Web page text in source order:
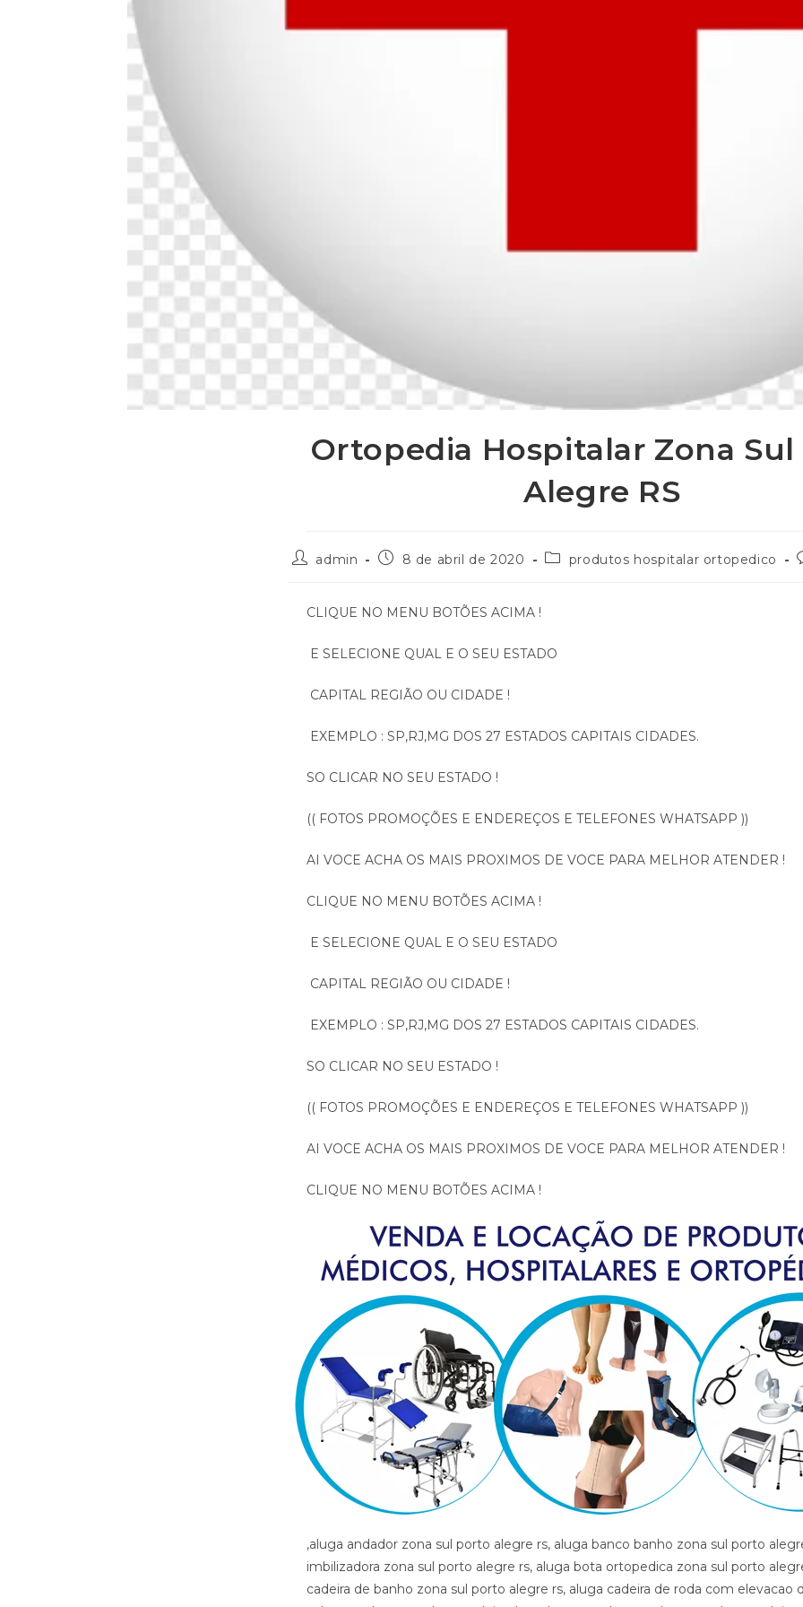
Ortopedia Hospitalar Zona
Alegre RS
admin 8 de abril de 2020 produtos hospitalar ortopedico
CLIQUE NO MENU BOTÕES ACIMA !
E SELECIONE QUAL E O SEU ESTADO
CAPITAL REGIÃO OU CIDADE !
EXEMPLO : SP,RJ,MG DOS 27 ESTADOS CAPITAIS CIDADES.
SO CLICAR NO SEU ESTADO !
(( FOTOS PROMOÇÕES E ENDEREÇOS E TELEFONES WHATSAPP ))
AI VOCE ACHA OS MAIS PROXIMOS DE VOCE PARA MELHOR ATENDER !
CLIQUE NO MENU BOTÕES ACIMA !
E SELECIONE QUAL E O SEU ESTADO
CAPITAL REGIÃO OU CIDADE !
EXEMPLO : SP,RJ,MG DOS 27 ESTADOS CAPITAIS CIDADES.
SO CLICAR NO SEU ESTADO !
(( FOTOS PROMOÇÕES E ENDEREÇOS E TELEFONES WHATSAPP ))
AI VOCE ACHA OS MAIS PROXIMOS DE VOCE PARA MELHOR ATENDER !
CLIQUE NO MENU BOTÕES ACIMA !
,aluga andador zona sul porto alegre rs, aluga banco banho zona sul porto alegre rs, aluga bota imbilizadora zona sul porto alegre rs, aluga bota ortopedica zona sul porto alegre rs, aluga cadeira de banho zona sul porto alegre rs, aluga cadeira de roda com elevacao de pernas zona sul porto alegre rs, aluga cadeira de roda zona sul porto alegre rs, aluga cadeira de roda gordo zona sul porto alegre rs, aluga cadeira de roda obeso zona sul porto alegre rs, aluga cadeira de rodas para perna reta zona sul porto alegre rs, aluga cama fawler zona sul porto alegre rs, aluga cama hospitalar zona sul porto alegre rs, aluga diva zona sul porto alegre rs, aluga maca zona sul porto alegre rs, aluga muleta zona sul porto alegre rs, alugar cama hospitalar zona sul porto alegre rs , aluguel andador zona sul porto alegre rs, aluguel banco de banho zona sul porto alegre rs, aluguel bota imobilizadora zona sul porto alegre rs, aluguel bota ortopedica zona sul porto alegre rs, aluguel cadeira de banho zona sul porto alegre rs, aluguel cadeira de roda zona sul porto alegre rs, aluguel cadeira de roda gordo zona sul porto alegre rs, aluguel cadeira de roda obeso zona sul porto alegre rs, aluguel cadeira de rodas com elevacao de pernas zona sul porto alegre rs, aluguel cadeira de rodas para perna reta zona sul porto alegre rs, aluguel cama fawler zona sul porto alegre rs, aluguel cama hospitalar zona sul porto alegre rs, aluguel diva zona sul porto alegre rs, aluguel maca zona sul porto alegre rs, aluguel maca zona sul porto alegre rs, aluguel muleta zona sul porto alegre rs, andador zona sul porto alegre rs, artigos hospitalares zona sul porto alegre rs, assento para banho zona sul porto alegre rs, banco para banho zona sul porto alegre rs, bota imibilizadora zona sul porto alegre rs, bota imobilizadora zona sul porto alegre rs, bota ortopedica barata zona sul porto alegre rs, bota ortopedica zona sul porto alegre rs, cadeira de higiene zona sul porto alegre rs, cadeira de banho zona sul porto alegre rs, cadeira de higiene zona sul porto alegre rs, cadeira de necessidades zona sul porto alegre rs, cadeira de roda gordo zona sul porto alegre rs, cadeira de roda obeso zona sul porto alegre rs, cadeira de rodas aluguel zona sul porto alegre rs, cadeira de rodas elevacao de pernas zona sul porto alegre rs, cadeira de rodas higienica zona sul porto alegre rs, cadeira de rodas para banho preco zona sul porto alegre rs, cadeira de rodas para gordo zona sul porto alegre rs, cadeira higienica dobravel zona sul porto alegre rs, cadeira higienica preco zona sul porto alegre rs, cadeira para banho preco zona sul porto alegre rs, cadeira para vaso zona sul porto alegre rs, cadeiras de rodas zona sul porto alegre rs, calha afo ortopedica pe caido zona sul porto alegre rs, calha afo ortopedica pe caido zona sul porto alegre rs, calha afo ortopedica pe caido zona sul porto alegre rs, cama fawler zona sul porto alegre rs, cama hospitalar automatica zona sul porto alegre rs, cama hospitalar zona sul porto alegre rs, cama hospitalar manual zona sul porto alegre rs, cedeira de rodas zona sul porto alegre rs, cilindro de oxigenio medicinal zona sul porto alegre rs, clinica ortopedica zona sul porto alegre rs, clinica so trauma zona sul porto alegre rs, colar cervical zona sul porto alegre rs, diva zona sul porto alegre rs, equipamentos medicos zona sul porto alegre rs, fisioterapia zona sul porto alegre rs, hospital zona sul porto alegre rs, hospital so trauma zona sul porto alegre rs, imobilizador articulado cotovelo zona sul porto alegre rs, imobilizador articulado joelho zona sul porto alegre rs, imobilizador articulado joelho zona sul porto alegre rs, imobilizador articulado zona sul porto alegre rs, joelheira zona sul porto alegre rs, joelheira ortopedica brace zona sul porto alegre rs, joelheira ortopedica brace zona sul porto alegre rs zona sul porto alegre rs, joelheira ortopedica zona sul porto alegre rs, joelheira ortopedica zona sul porto alegre rs, joelheira ortopedica zona sul porto alegre rs, joelheira ortopedica zona sul porto alegre rs, joelheira ortopedica zona sul porto alegre rs, locacao andador zona sul porto alegre rs, locacao banco de banho zona sul porto alegre rs, locacao bota imobilizadora zona sul porto alegre rs, locacao bota ortopedica zona sul porto alegre rs, locacao cadeira de banho zona sul porto alegre rs, locacao cadeira de roda zona sul porto alegre rs, locacao cadeira de roda gordo zona sul porto alegre rs, locacao cadeira de roda obeso zona sul porto alegre rs, locacao cadeira de rodas elevalcao de pernas zona sul porto alegre rs, locacao cama fawler zona sul porto alegre rs, locacao cama hospitalar zona sul porto alegre rs, locacao de cadeira de rodas zona sul porto alegre rs, locacao de cadeira de rodas para perna reta zona sul porto alegre rs, locacao diva zona sul porto alegre rs, locacao maca zona sul porto alegre rs, locacao maca zona sul porto alegre rs, locacao muleta zona sul porto alegre rs, locadora andador zona sul porto alegre rs, locadora banco de banho zona sul porto alegre rs, locadora bota imobilizadora zona sul porto alegre rs, locadora bota ortopedica zona sul porto alegre rs, locadora cadeira de banho zona sul porto alegre rs, locadora cadeira de roda zona sul porto alegre rs, locadora cadeira de roda gordo zona sul porto alegre rs, locadora cadeira de roda obeso zona sul porto alegre rs, locadora cadeira de rodas elevecao de pernas, locadora cadeira de rodas para perna reta zona sul porto alegre rs, locadora cama fawler zona sul porto alegre rs, locadora cama hospitalar zona sul porto alegre rs, locadora diva zona sul porto alegre rs, locadora maca zona sul porto alegre rs, locadora maca zona sul porto alegre rs, locadora muleta zona sul porto alegre rs, loja bota ortopedica zona sul porto alegre rs, loja cadeira de banho zona sul porto alegre rs, loja cadeira de roda zona sul porto alegre rs, loja cama hospitalar zona sul porto alegre rs, loja muleta zona sul porto alegre rs, loja produtos medicos zona sul porto alegre rs, loja produtos hospitalar zona sul porto alegre rs, loja produtos hospitalares zona sul porto alegre rs, loja produtos medicos zona sul porto alegre rs, loja produtos ortopedicos zona sul porto alegre rs, loja vende andador zona sul porto alegre rs, loja vende bota ortopedica zona sul porto alegre rs, loja vende cadeira de rodas perna reta zona sul porto alegre rs, loja vende cama fawler zona sul porto alegre rs, loja vende muleta zona sul porto alegre rs, loja vende tipoia zona sul porto alegre rs, maca zona sul porto alegre rs, material cirurgico zona sul porto alegre rs, medico ortopedista zona sul porto alegre rs, muleta barata zona sul porto alegre rs, muleta zona sul porto alegre rs, muleta usada zona sul porto alegre rs, muletas zona sul porto alegre rs, munhequeira zona sul porto alegre rs, ortese articulada cotovelo zona sul porto alegre rs, ortese articulada cotovelo zona sul porto alegre rs, ortese articulado cotovelo zona sul porto alegre rs, ortese notuna facite plantar zona sul porto alegre rs, ortese noturna facite plantar zona sul porto alegre rs, ortese noturna facite plantar zona sul porto alegre rs, ortopedia zona sul porto alegre rs, poltrona hospitalar preco zona sul porto alegre rs, poltrona reclinavel hospitalar zona sul porto alegre rs, preco cadeira de banho zona sul porto alegre rs, preco cama hospitalar zona sul porto alegre rs, produtos hospitalares zona sul porto alegre rs, produtos medicos zona sul porto alegre rs, reabilitacao zona sul porto alegre rs, sutia cirurgia zona sul porto alegre rs, sutia ortopedico zona sul porto alegre rs, sutia ortopedico zona sul porto alegre rs, sutia pos operatorio zona sul porto alegre rs, sutia pos operatorio zona sul porto alegre rs, tala zona sul porto alegre rs, talas zona sul porto alegre rs, tipoia zona sul porto alegre rs, venda muleta zona sul porto alegre rs, vende cadeira de banho zona sul porto alegre rs, vende maca zona sul porto alegre rs, vende muleta zona sul porto alegre rs, vende produtos hospitalares zona sul porto alegre rs, vende produtos medicos zona sul porto alegre rs, ,aluga andador zona sul porto alegre rs, aluga banco banho zona sul porto alegre rs, aluga bota imbilizadora zona sul porto alegre rs, aluga bota ortopedica zona sul porto alegre rs, aluga cadeira de banho zona